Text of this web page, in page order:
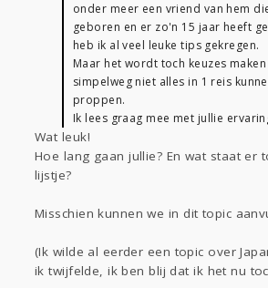
onder meer een vriend van hem
geboren en er zo'n 15 jaar heeft
heb ik al veel leuke tips gekregen.
Maar het wordt toch keuzes
simpelweg niet alles in 1 reis
proppen.
Ik lees graag mee met jullie
Wat leuk!
Hoe lang gaan jullie? En wat staat er
lijstje?
Misschien kunnen we in dit topic
(Ik wilde al eerder een topic over
ik twijfelde, ik ben blij dat ik het nu